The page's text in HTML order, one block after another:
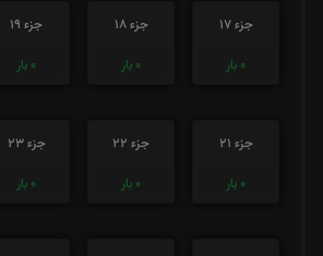
جزء 17
0 بار
جزء 18
0 بار
جزء 19
0 بار
جزء 21
0 بار
جزء 22
0 بار
جزء 23
0 بار